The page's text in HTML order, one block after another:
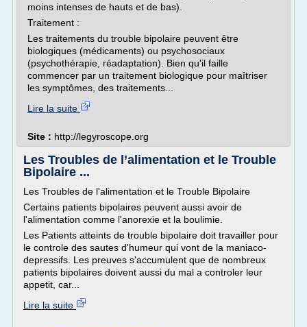
moins intenses de hauts et de bas).
Traitement :
Les traitements du trouble bipolaire peuvent être
biologiques (médicaments) ou psychosociaux
(psychothérapie, réadaptation). Bien qu'il faille
commencer par un traitement biologique pour maîtriser
les symptômes, des traitements...
Lire la suite
Site : http://legyroscope.org
Les Troubles de l’alimentation et le Trouble
Bipolaire ...
Les Troubles de l'alimentation et le Trouble Bipolaire
Certains patients bipolaires peuvent aussi avoir de
l'alimentation comme l'anorexie et la boulimie.
Les Patients atteints de trouble bipolaire doit travailler pour
le controle des sautes d'humeur qui vont de la maniaco-
depressifs. Les preuves s'accumulent que de nombreux
patients bipolaires doivent aussi du mal a controler leur
appetit, car...
Lire la suite